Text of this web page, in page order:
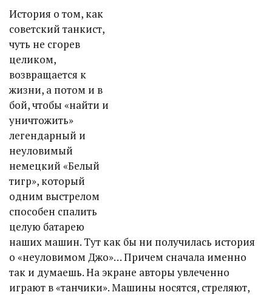
История о том, как
советский танкист,
чуть не сгорев
целиком,
возвращается к
жизни, а потом и в
бой, чтобы «найти и
уничтожить»
легендарный и
неуловимый
немецкий «Белый
тигр», который
одним выстрелом
способен спалить
целую батарею
наших машин. Тут как бы ни получилась история
о «неуловимом Джо»… Причем сначала именно
так и думаешь. На экране авторы увлеченно
играют в «танчики». Машины носятся, стреляют,